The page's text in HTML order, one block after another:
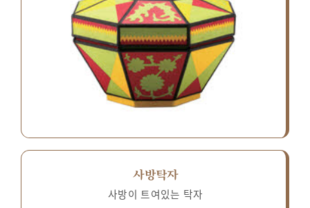
사방탁자
사방이 트여있는 탁자